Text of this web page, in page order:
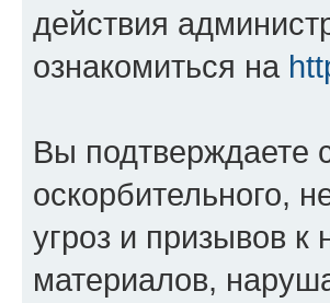
действия
ознакомиться на
Вы подтверждаете
оскорбительного,
угроз и призывов к
материалов,